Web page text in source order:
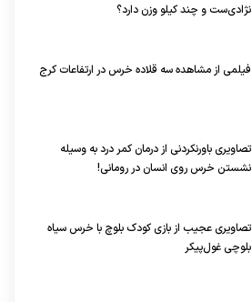
نژادی‌ست و چند کیلو وزن دارد؟
فیلمی از مشاهده سه قلاده خرس در ارتفاعات کرج
تصاویری باورنکردنی از درمان کمر درد به وسیله
نشستن خرس روی انسان در رومانی!
تصاویری عجیب از بازی کودک بلوچ با خرس سیاه
بلوچی غول‌پیکر